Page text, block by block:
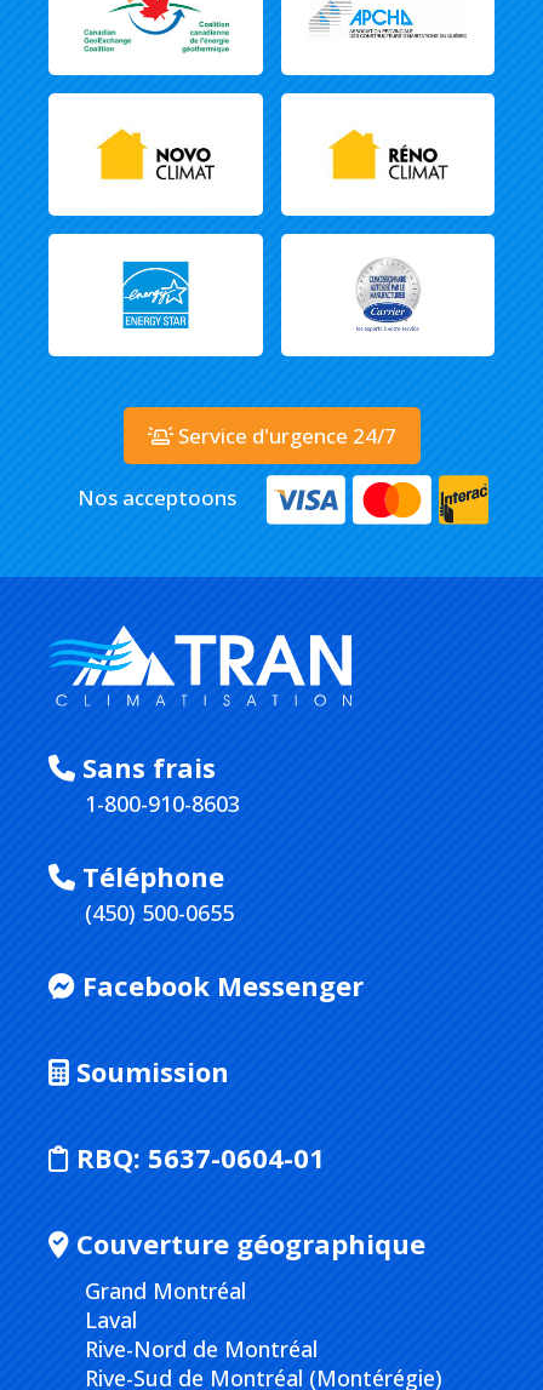
Sans frais
1-800-910-8603
Téléphone
(450) 500-0655
Facebook Messenger
Soumission
RBQ: 5637-0604-01
Couverture géographique
Grand Montréal
Laval
Rive-Nord de Montréal
Rive-Sud de Montréal (Montérégie)
Service d'urgence 24/7
Nos acceptoons